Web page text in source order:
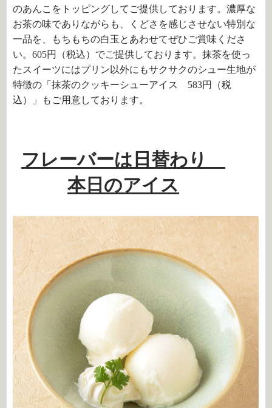
のあんこをトッピングしてご提供しております。濃厚な
お茶の味でありながらも、くどさを感じさせない特別な
一品を、もちもちの白玉とあわせてぜひご賞味くださ
い。605円（税込）でご提供しております。抹茶を使っ
たスイーツにはプリン以外にもサクサクのシュー生地が
特徴の「抹茶のクッキーシューアイス 583円（税
込）」もご用意しております。
フレーバーは日替わり
本日のアイス